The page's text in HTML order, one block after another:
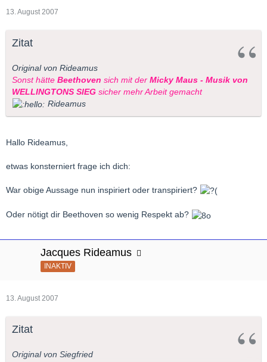
13. August 2007
Zitat
Original von Rideamus
Sonst hätte Beethoven sich mit der Micky Maus - Musik von
WELLINGTONS SIEG sicher mehr Arbeit gemacht
Rideamus
Hallo Rideamus,
etwas konsterniert frage ich dich:
War obige Aussage nun inspiriert oder transpiriert?
Oder nötigt dir Beethoven so wenig Respekt ab?
Jacques Rideamus
INAKTIV
13. August 2007
Zitat
Original von Siegfried